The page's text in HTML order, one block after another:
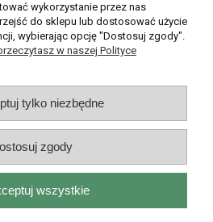
Moje konto
i dostawa
Informacje
O nas
Olszewskiego 99, 51-638 Wrocław |
|537 71 71 71| NIP: 8982036706 |
wykorzystanie przez nas
do sklepu lub dostosować użycie
wybierając opcję "Dostosuj zgody".
w naszej Polityce
tylko niezbędne
zgody
wszystkie